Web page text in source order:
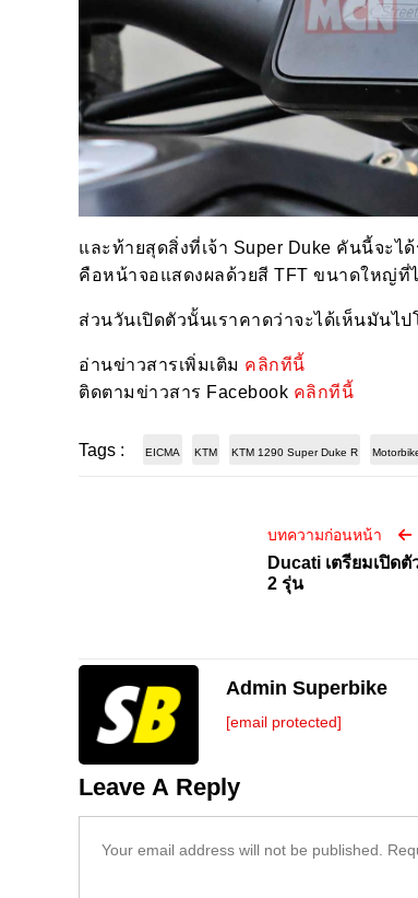
และท้ายสุดสิ่งที่เจ้า Super Duke คันนี้จะ
คือหน้าจอแสดงผลด้วยสี TFT ขนาดใหญ่ที่
ส่วนวันเปิดตัวนั้นเราคาดว่าจะได้เห็นมันไ
อ่านข่าวสารเพิ่มเติม คลิกทีนี้
ติดตามข่าวสาร Facebook คลิกทีนี้
Tags : EICMA KTM KTM 1290 Super Duke R
บทความก่อนหน้า
Ducati เตรียมเปิด
2 รุ่น
Admin Superbike
[email protected]
Leave A Reply
Your email address will not be published.